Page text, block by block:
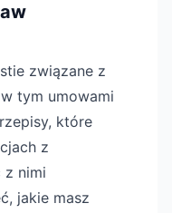
związane z
tym umowami
które
z
z nimi
jakie masz